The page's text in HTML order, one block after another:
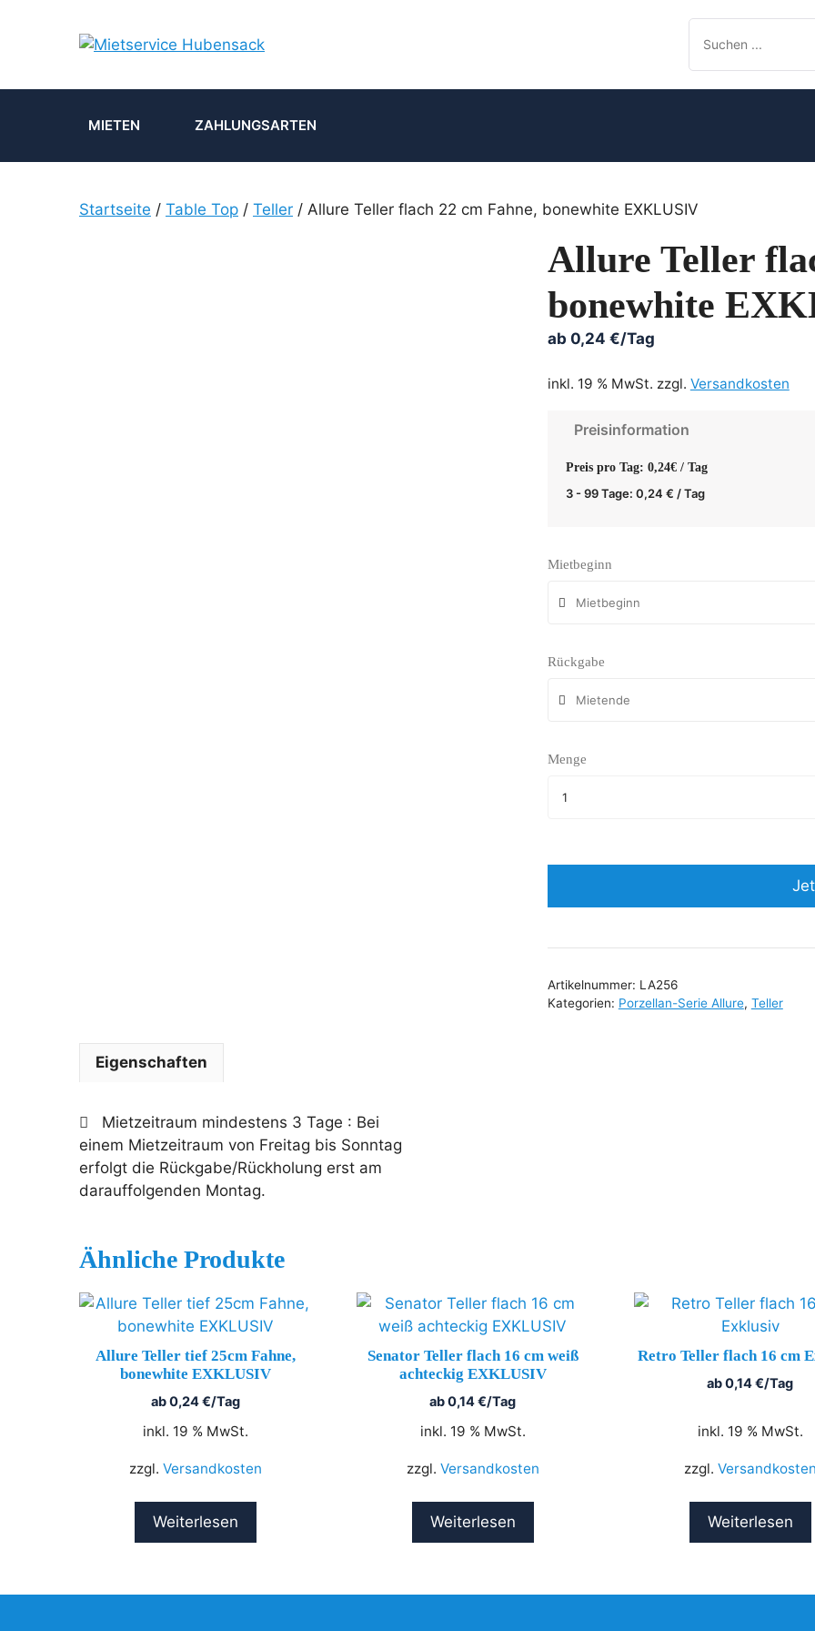
MIETEN ZAHLUNGSARTEN
Startseite / Table Top / Teller / Allure Teller flach 22 cm Fahne, bonewhite EXKLUSIV
Allure Teller
bonewhite
ab 0,24 €/Tag
inkl. 19 % MwSt. zzgl. Versandkosten
Preisinformation
Preis pro Tag: 0,24€ / Tag
3 - 99 Tage: 0,24 € / Tag
Mietbeginn
Rückgabe
Menge
Artikelnummer: LA256
Kategorien: Porzellan-Serie Allure, Teller
Eigenschaften
Mietzeitraum mindestens 3 Tage : Bei
einem Mietzeitraum von Freitag bis Sonntag
erfolgt die Rückgabe/Rückholung erst am
darauffolgenden Montag.
Ähnliche Produkte
Allure Teller tief 25cm Fahne,
bonewhite EXKLUSIV
ab0,24€/Tag
inkl. 19 % MwSt.
zzgl. Versandkosten
Weiterlesen
Senator Teller flach 16 cm weiß
achteckig EXKLUSIV
ab0,14€/Tag
inkl. 19 % MwSt.
zzgl. Versandkosten
Weiterlesen
Retro Teller flach 16 cm
ab0,14€/Tag
inkl. 19 % MwSt.
zzgl. Versandkosten
Weiterlesen